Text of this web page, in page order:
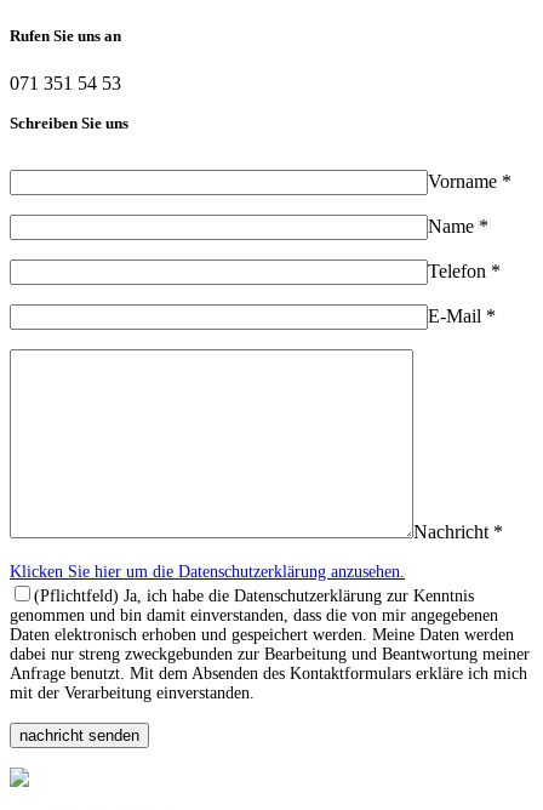
Rufen Sie uns an
071 351 54 53
Schreiben Sie uns
Vorname *
Name *
Telefon *
E-Mail *
Nachricht *
Klicken Sie hier um die Datenschutzerklärung anzusehen.
(Pflichtfeld) Ja, ich habe die Datenschutzerklärung zur Kenntnis
genommen und bin damit einverstanden, dass die von mir angegebenen
Daten elektronisch erhoben und gespeichert werden. Meine Daten werden
dabei nur streng zweckgebunden zur Bearbeitung und Beantwortung meiner
Anfrage benutzt. Mit dem Absenden des Kontaktformulars erkläre ich mich
mit der Verarbeitung einverstanden.